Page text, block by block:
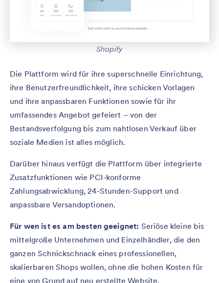
Shopify
Die Plattform wird für ihre superschnelle Einrichtung,
ihre Benutzerfreundlichkeit, ihre schicken Vorlagen
und ihre anpassbaren Funktionen sowie für ihr
umfassendes Angebot gefeiert – von der
Bestandsverfolgung bis zum nahtlosen Verkauf über
soziale Medien ist alles möglich.
Darüber hinaus verfügt die Plattform über integrierte
Zusatzfunktionen wie PCI-konforme
Zahlungsabwicklung, 24-Stunden-Support und
anpassbare Versandoptionen.
Für wen ist es am besten geeignet: Seriöse kleine bis
mittelgroße Unternehmen und Einzelhändler, die den
ganzen Schnickschnack eines professionellen,
skalierbaren Shops wollen, ohne die hohen Kosten für
eine von Grund auf neu erstellte Website.